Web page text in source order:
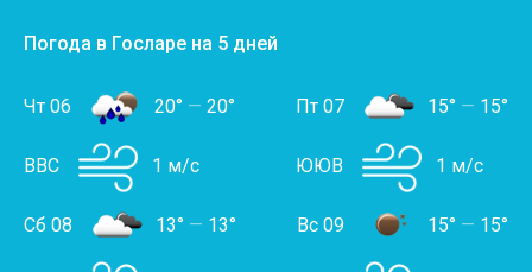
Погода в Госларе на 5 дней
Чт 06 20° — 20°
ВВС 1 м/с
Пт 07 15° — 15°
ЮЮВ 1 м/с
Сб 08 13° — 13° Вс 09 15° — 15°